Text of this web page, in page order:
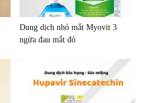
Dung dịch nhỏ mắt Myovit 3
ngừa đau mắt đỏ